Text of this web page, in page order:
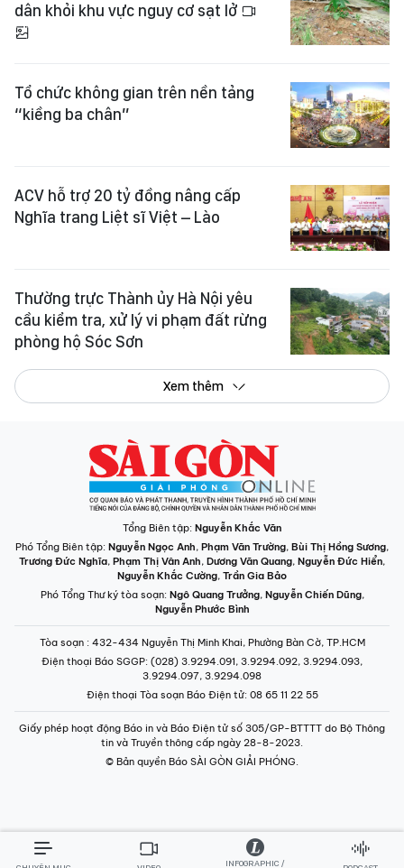
dân khỏi khu vực nguy cơ sạt lở
Tổ chức không gian trên nền tảng
“kiềng ba chân”
ACV hỗ trợ 20 tỷ đồng nâng cấp
Nghĩa trang Liệt sĩ Việt – Lào
Thường trực Thành ủy Hà Nội yêu
cầu kiểm tra, xử lý vi phạm đất rừng
phòng hộ Sóc Sơn
Xem thêm
Tổng Biên tập: Nguyễn Khắc Văn
Phó Tổng Biên tập: Nguyễn Ngọc Anh, Phạm Văn Trường, Bùi Thị Hồng Sương,
Trương Đức Nghĩa, Phạm Thị Vân Anh, Dương Văn Quang, Nguyễn Đức Hiển,
Nguyễn Khắc Cường, Trần Gia Bảo
Phó Tổng Thư ký tòa soạn: Ngô Quang Trưởng, Nguyễn Chiến Dũng,
Nguyễn Phước Bình
Tòa soạn : 432-434 Nguyễn Thị Minh Khai, Phường Bàn Cờ, TP.HCM
Điện thoại Báo SGGP: (028) 3.9294.091, 3.9294.092, 3.9294.093,
3.9294.097, 3.9294.098
Điện thoại Tòa soạn Báo Điện tử: 08 65 11 22 55
Giấy phép hoạt động Báo in và Báo Điện tử số 305/GP-BTTTT do Bộ Thông
tin và Truyền thông cấp ngày 28-8-2023.
© Bản quyền Báo SÀI GÒN GIẢI PHÓNG.
INFOGRAPHIC /